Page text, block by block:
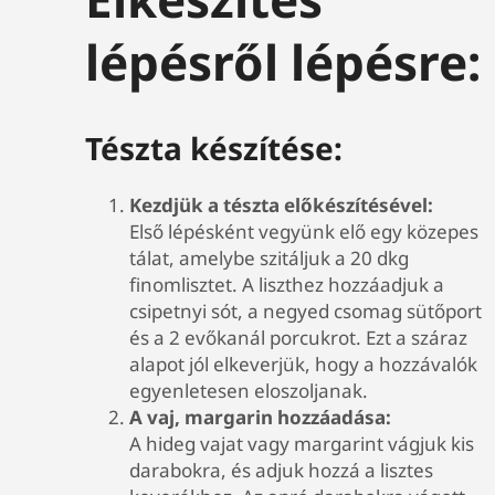
lépésről lépésre:
Tészta készítése:
Kezdjük a tészta előkészítésével:
Első lépésként vegyünk elő egy közepes
tálat, amelybe szitáljuk a 20 dkg
finomlisztet. A liszthez hozzáadjuk a
csipetnyi sót, a negyed csomag sütőport
és a 2 evőkanál porcukrot. Ezt a száraz
alapot jól elkeverjük, hogy a hozzávalók
egyenletesen eloszoljanak.
A vaj, margarin hozzáadása:
A hideg vajat vagy margarint vágjuk kis
darabokra, és adjuk hozzá a lisztes